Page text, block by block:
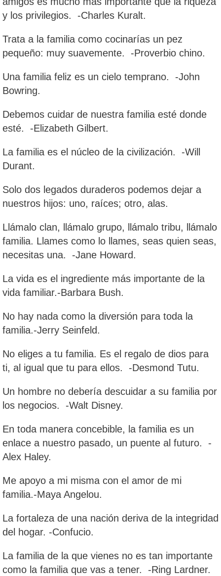
y los privilegios. -Charles Kuralt.
Trata a la familia como cocinarías un pez
pequeño: muy suavemente. -Proverbio chino.
Una familia feliz es un cielo temprano. -John
Bowring.
Debemos cuidar de nuestra familia esté donde
esté. -Elizabeth Gilbert.
La familia es el núcleo de la civilización. -Will
Durant.
Solo dos legados duraderos podemos dejar a
nuestros hijos: uno, raíces; otro, alas.
Llámalo clan, llámalo grupo, llámalo tribu, llámalo
familia. Llames como lo llames, seas quien seas,
necesitas una. -Jane Howard.
La vida es el ingrediente más importante de la
vida familiar.-Barbara Bush.
No hay nada como la diversión para toda la
familia.-Jerry Seinfeld.
No eliges a tu familia. Es el regalo de dios para
ti, al igual que tu para ellos. -Desmond Tutu.
Un hombre no debería descuidar a su familia por
los negocios. -Walt Disney.
En toda manera concebible, la familia es un
enlace a nuestro pasado, un puente al futuro. -
Alex Haley.
Me apoyo a mi misma con el amor de mi
familia.-Maya Angelou.
La fortaleza de una nación deriva de la integridad
del hogar. -Confucio.
La familia de la que vienes no es tan importante
como la familia que vas a tener. -Ring Lardner.